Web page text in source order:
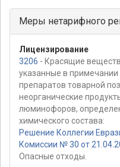
Меры нетарифного
Лицензирование
3206 - Красящие
указанные в примечании
препаратов товарной
неорганические
люминофоров,
химического состава:
Решение Коллегии
Комиссии № 30 от
Опасные отходы.